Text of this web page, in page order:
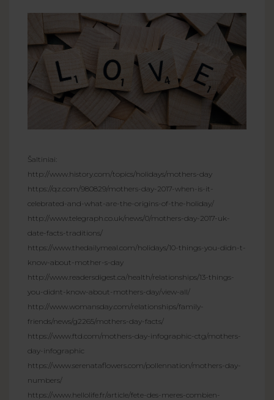
Šaltiniai:
http://www.history.com/topics/holidays/mothers-day
https://qz.com/980829/mothers-day-2017-when-is-it-
celebrated-and-what-are-the-origins-of-the-holiday/
http://www.telegraph.co.uk/news/0/mothers-day-2017-uk-
date-facts-traditions/
https://www.thedailymeal.com/holidays/10-things-you-didn-t-
know-about-mother-s-day
http://www.readersdigest.ca/health/relationships/13-things-
you-didnt-know-about-mothers-day/view-all/
http://www.womansday.com/relationships/family-
friends/news/g2265/mothers-day-facts/
https://www.ftd.com/mothers-day-infographic-ctg/mothers-
day-infographic
https://www.serenataflowers.com/pollennation/mothers-day-
numbers/
https://www.hellolife.fr/article/fete-des-meres-combien-